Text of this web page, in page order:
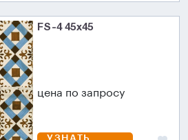
FS-4 45х45
цена по запросу